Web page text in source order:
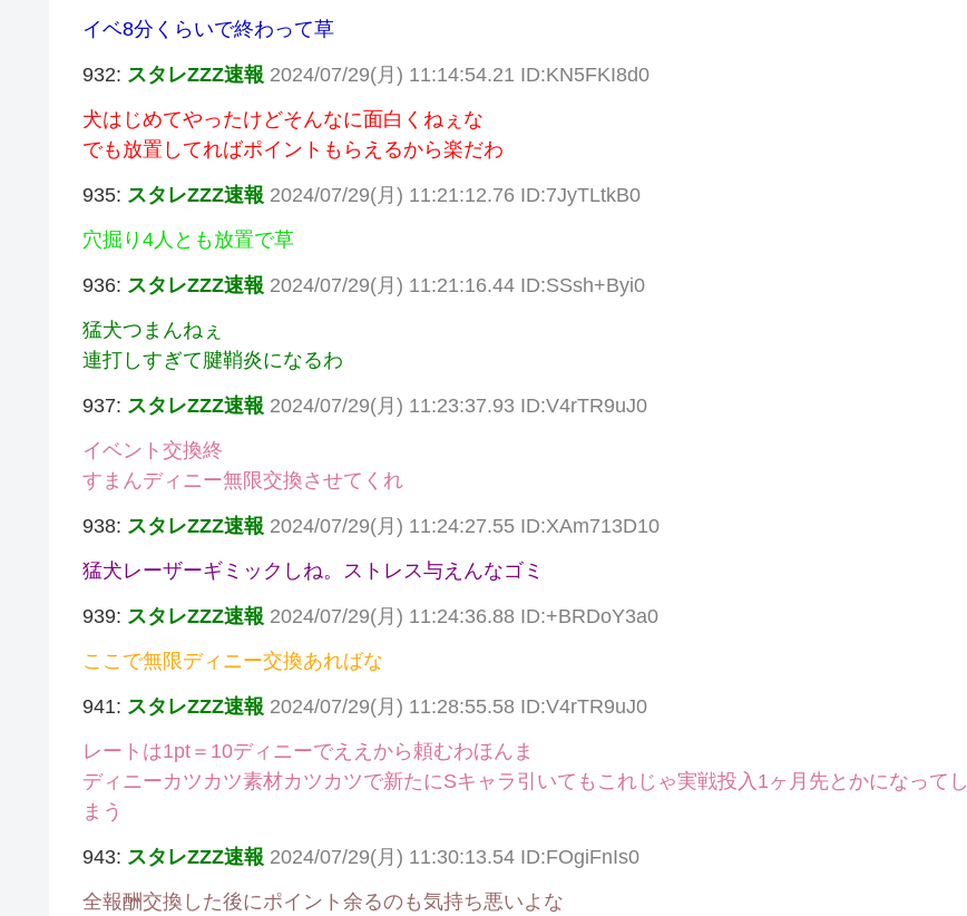
イベ8分くらいで終わって草
932: スタレZZZ速報 2024/07/29(月) 11:14:54.21 ID:KN5FKI8d0
犬はじめてやったけどそんなに面白くねぇな
でも放置してればポイントもらえるから楽だわ
935: スタレZZZ速報 2024/07/29(月) 11:21:12.76 ID:7JyTLtkB0
穴掘り4人とも放置で草
936: スタレZZZ速報 2024/07/29(月) 11:21:16.44 ID:SSsh+Byi0
猛犬つまんねぇ
連打しすぎて腱鞘炎になるわ
937: スタレZZZ速報 2024/07/29(月) 11:23:37.93 ID:V4rTR9uJ0
イベント交換終
すまんディニー無限交換させてくれ
938: スタレZZZ速報 2024/07/29(月) 11:24:27.55 ID:XAm713D10
猛犬レーザーギミックしね。ストレス与えんなゴミ
939: スタレZZZ速報 2024/07/29(月) 11:24:36.88 ID:+BRDoY3a0
ここで無限ディニー交換あればな
941: スタレZZZ速報 2024/07/29(月) 11:28:55.58 ID:V4rTR9uJ0
レートは1pt＝10ディニーでええから頼むわほんま
ディニーカツカツ素材カツカツで新たにSキャラ引いてもこれじゃ実戦投入1ヶ月先とかになってし
まう
943: スタレZZZ速報 2024/07/29(月) 11:30:13.54 ID:FOgiFnIs0
全報酬交換した後にポイント余るのも気持ち悪いよな